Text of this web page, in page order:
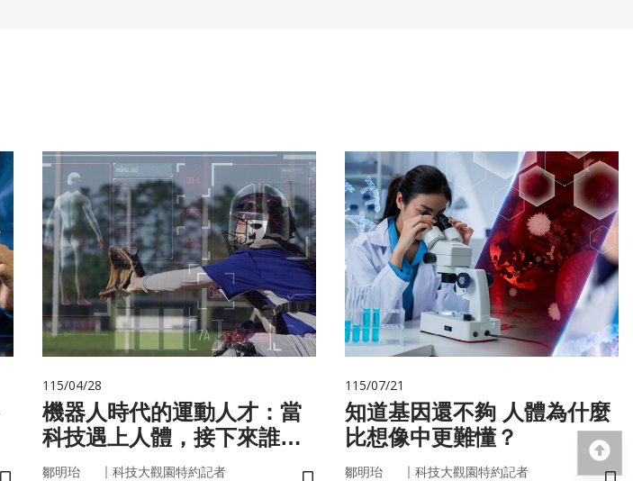
115/04/28
機器人時代的運動人才：當
科技遇上人體，接下來誰來
接手？
鄒明珆 ｜ 科技大觀園特約記者
115/07/21
知道基因還不夠 人體為什麼
比想像中更難懂？
鄒明珆 ｜ 科技大觀園特約記者
回